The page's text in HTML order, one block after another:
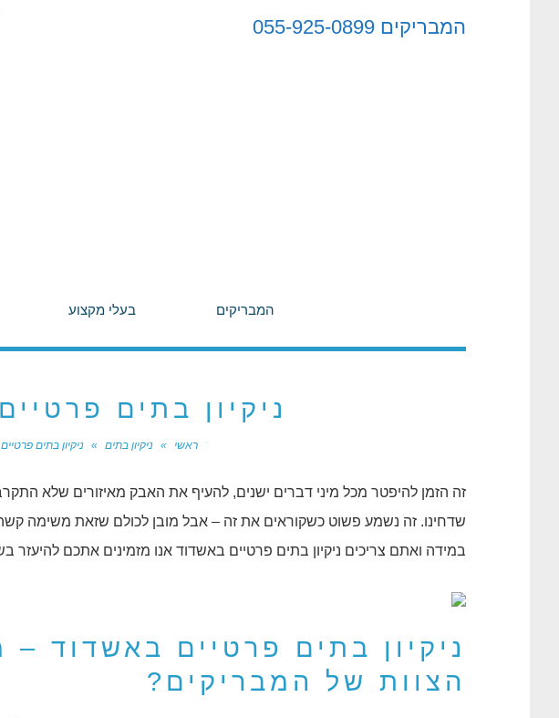
המבריקים 055-925-0899
המבריקים בעלי מקצוע
ניקיון בתים
ראשי » ניקיון בתים » ניקיון בתים
זה הזמן להיפטר מכל מיני דברים ישנים, להעיף את האבק מאיזורים שלא
שדחינו. זה נשמע פשוט כשקוראים את זה – אבל מובן לכולם שזאת משימה
במידה ואתם צריכים ניקיון בתים פרטיים באשדוד אנו מזמינים אתכם להיעזר
ניקיון בתים פרטיים באשדוד
הצוות של המבריקים?